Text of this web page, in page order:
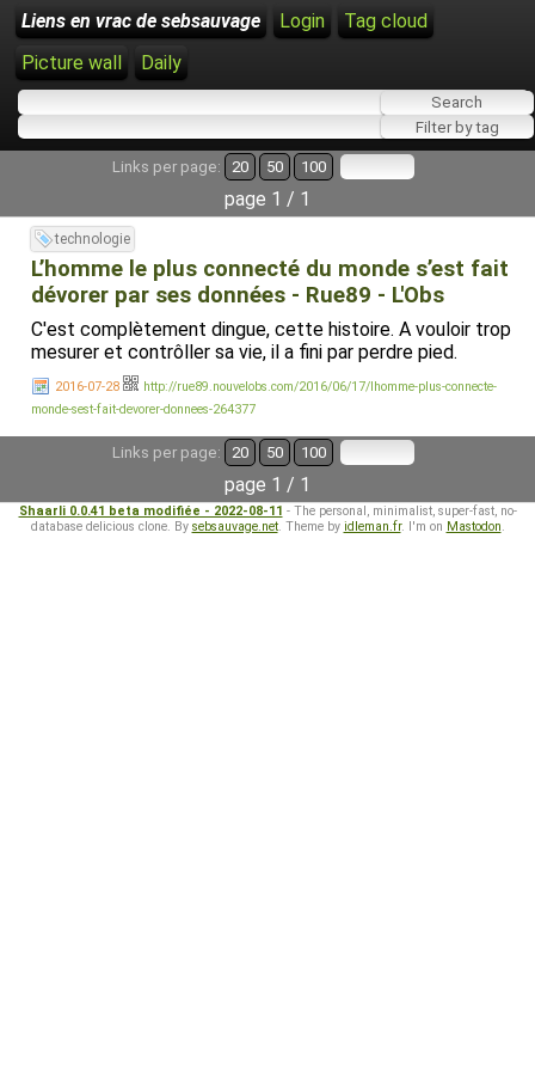
Liens en vrac de sebsauvage Login
Tag cloud
Picture wall
Daily
Links per page: 20 50 100
page 1 / 1
technologie
L’homme le plus connecté du monde s’est fait
dévorer par ses données - Rue89 - L'Obs
C'est complètement dingue, cette histoire. A vouloir trop
mesurer et contrôller sa vie, il a fini par perdre pied.
2016-07-28
http://rue89.nouvelobs.com/2016/06/17/lhomme-plus-connecte-
monde-sest-fait-devorer-donnees-264377
Links per page: 20 50 100
page 1 / 1
Shaarli 0.0.41 beta modifiée - 2022-08-11 - The personal, minimalist, super-fast, no-
database delicious clone. By sebsauvage.net. Theme by idleman.fr. I'm on Mastodon.